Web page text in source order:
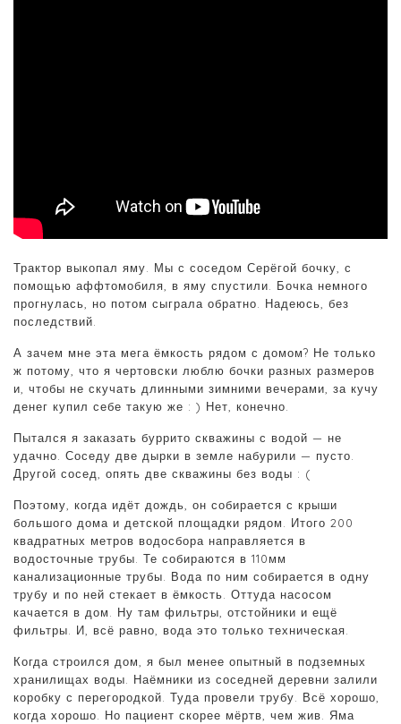
Трактор выкопал яму. Мы с соседом Серёгой бочку, с
помощью аффтомобиля, в яму спустили. Бочка немного
прогнулась, но потом сыграла обратно. Надеюсь, без
последствий.
А зачем мне эта мега ёмкость рядом с домом? Не только
ж потому, что я чертовски люблю бочки разных размеров
и, чтобы не скучать длинными зимними вечерами, за кучу
денег купил себе такую же : ) Нет, конечно.
Пытался я заказать буррито скважины с водой — не
удачно. Соседу две дырки в земле набурили — пусто.
Другой сосед, опять две скважины без воды : (
Поэтому, когда идёт дождь, он собирается с крыши
большого дома и детской площадки рядом. Итого 200
квадратных метров водосбора направляется в
водосточные трубы. Те собираются в 110мм
канализационные трубы. Вода по ним собирается в одну
трубу и по ней стекает в ёмкость. Оттуда насосом
качается в дом. Ну там фильтры, отстойники и ещё
фильтры. И, всё равно, вода это только техническая.
Когда строился дом, я был менее опытный в подземных
хранилищах воды. Наёмники из соседней деревни залили
коробку с перегородкой. Туда провели трубу. Всё хорошо,
когда хорошо. Но пациент скорее мёртв, чем жив. Яма